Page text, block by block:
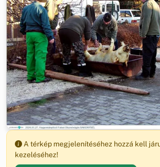
A térkép megjelenítéséhez hozzá kell
kezeléséhez!